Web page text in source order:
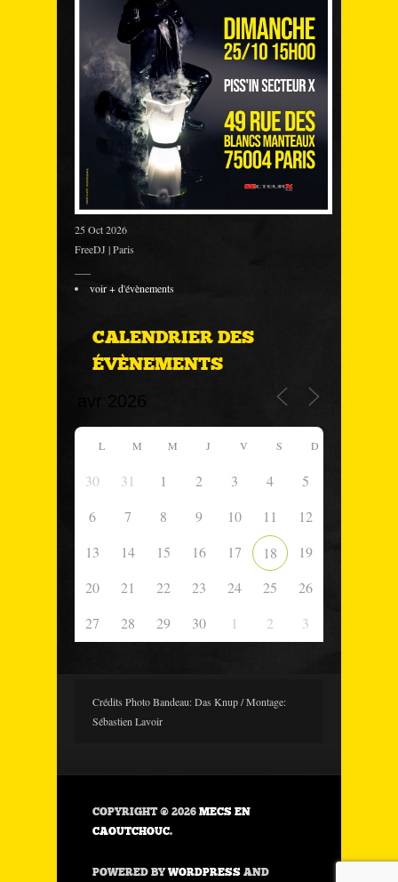
25 Oct 2026
FreeDJ | Paris
voir + d'évènements
CALENDRIER DES
ÉVÈNEMENTS
L M M J V S D
30 31 1 2 3 4
5
6
7 8 9 10 11
12
13
14 15 16 17 18
19
20
21 22 23 24 25
26
27
28 29 30 1 2 3
Crédits Photo Bandeau: Das Knup / Montage:
Sébastien Lavoir
COPYRIGHT © 2026 MECS EN
CAOUTCHOUC.
POWERED BYWORDPRESS AND